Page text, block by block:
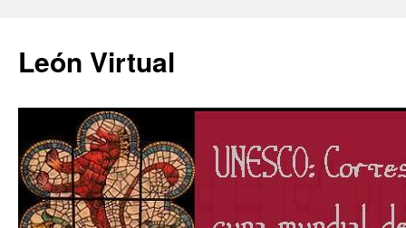
León Virtual